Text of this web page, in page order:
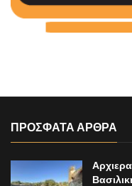
ΠΡΟΣΦΑΤΑ ΑΡΘΡΑ